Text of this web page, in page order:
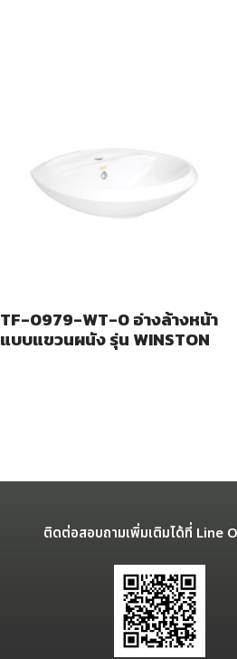
TF-0979-WT-0 อ่างล้างหน้า
แบบแขวนผนัง รุ่น WINSTON
ติดต่อสอบถามเพิ่มเติมได้ที่ Line